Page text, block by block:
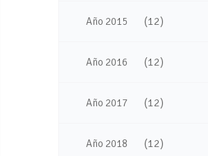
Año 2015 (12)
Año 2016 (12)
Año 2017 (12)
Año 2018 (12)